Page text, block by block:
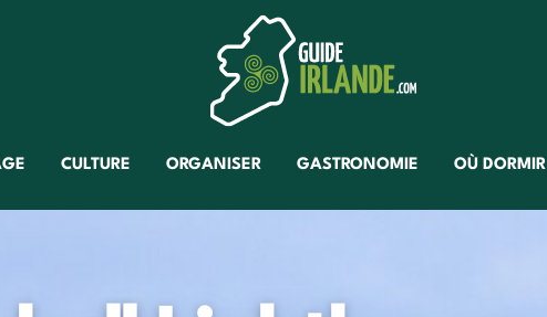
CULTURE ORGANISER GASTRONOMIE OÙ DORMIR